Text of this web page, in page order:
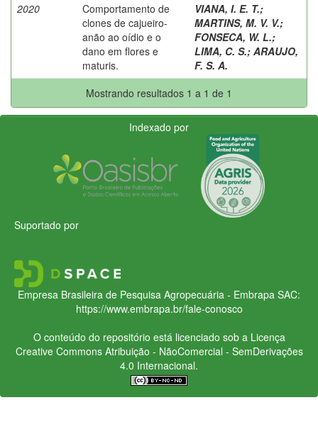
2020
Comportamento de
clones de cajueiro-
anão ao oídio e o
dano em flores e
maturis.
VIANA, I. E. T.;
MARTINS, M. V. V.;
FONSECA, W. L.;
LIMA, C. S.; ARAUJO,
F. S. A.
Mostrando resultados 1 a 1 de 1
Indexado por
Suportado por
Empresa Brasileira de Pesquisa Agropecuária - Embrapa SAC:
https://www.embrapa.br/fale-conosco
O conteúdo do repositório está licenciado sob a Licença
Creative CommonsAtribuição - NãoComercial - SemDerivações
4.0 Internacional.